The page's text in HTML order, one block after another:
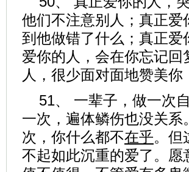
他们不注意别人；真正
到他做错了什么；真正
爱你的人，会在你忘记
人，很少面对面地赞美
51、 一辈子，做一次
一次，遍体鳞伤也没关
次，你什么都不在乎。但
不起如此沉重的爱了。